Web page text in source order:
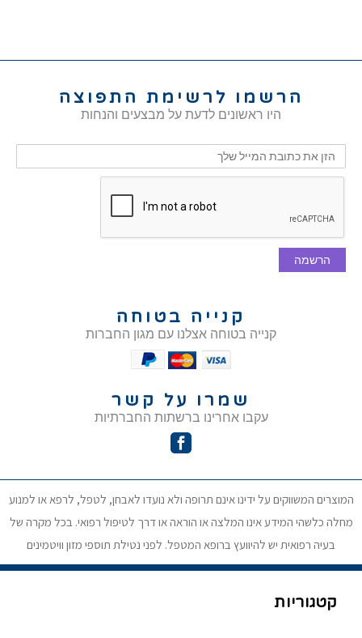
הרשמו לרשימת התפוצה
היו ראשונים לדעת על מבצעים והנחות
הרשמה
קנייה בטוחה
קנייה בטוחה אצלנו עם מגון החברות
שמרו על קשר
עקבו אחרינו ברשתות החברתיות
המוצרים המשווקים על ידינו אינם תרופה ולא נועדו לאבחן, לטפל, לרפא או למנוע
מחלה כלשהי המידע אינו המלצה או הוראה או דרך לטיפול רפואי. בכל מקרה של
בעיה רפואית יש להיוועץ ברופא המטפל. לפני נטילת תוספי מזון וויטמינים
קטגוריות